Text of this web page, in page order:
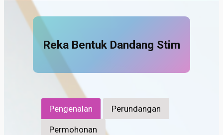
Reka Bentuk Dandang Stim
Pengenalan Perundangan
Permohonan